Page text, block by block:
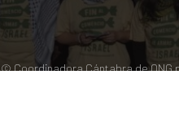
© Coordinadora Cántabra de ONG